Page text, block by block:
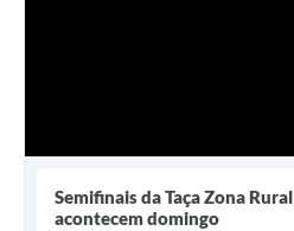
Semifinais da Taça Zona Rural
acontecem domingo